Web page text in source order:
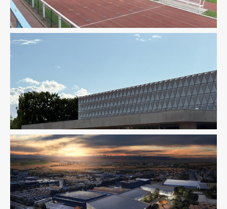
Équipement Sportif
Équipement Sportif Fluides Pilotage D'opération / MOEX
Structure VRD